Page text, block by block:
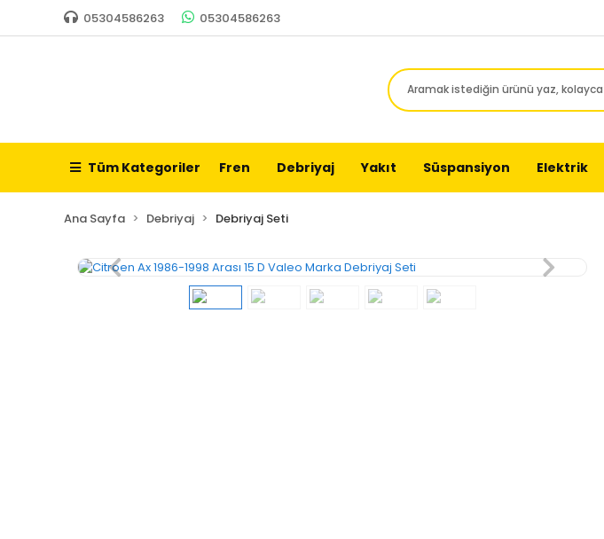
05304586263 05304586263
Tüm Kategoriler Fren Debriyaj Yakıt Süspansiyon Elektrik
Ana Sayfa Debriyaj Debriyaj Seti